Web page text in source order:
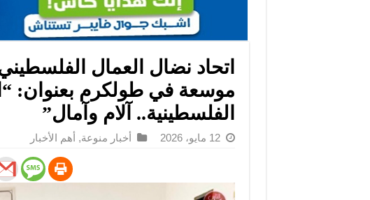
اتحاد نضال العمال
موسعة في طولكرم بعنوان:
الفلسطينية.. آلام وآمال”
12 مايو، 2026 أخبار منوعة, أهم الأخبار